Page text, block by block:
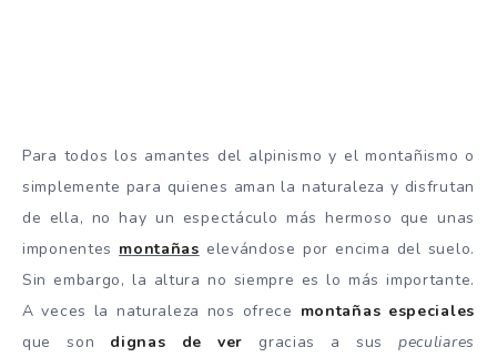
Para todos los amantes del alpinismo y el montañismo o
simplemente para quienes aman la naturaleza y disfrutan
de ella, no hay un espectáculo más hermoso que unas
imponentes montañas elevándose por encima del suelo.
Sin embargo, la altura no siempre es lo más importante.
A veces la naturaleza nos ofrece montañas especiales
que son dignas de ver gracias a sus peculiares